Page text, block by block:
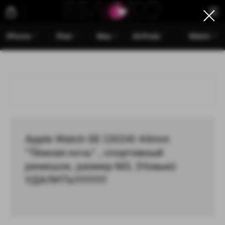
iPhone iPad Mac AirPods Watch
Apple Watch SE (2024) 44mm
"Тёмная ночь" , спортивный
ремешок, размер M/L (Новые)
УДАЛИТЬ!!!!!!!!!!!